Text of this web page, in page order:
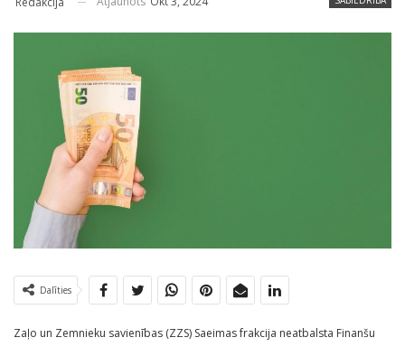
Dalīties
Zaļo un Zemnieku savienības (ZZS) Saeimas frakcija neatbalsta Finanšu